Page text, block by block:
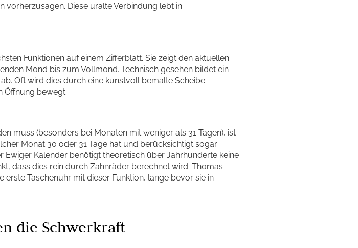
vorherzusagen. Diese uralte Verbindung lebt in
Funktionen auf einem Zifferblatt. Sie zeigt den aktuellen
Mond bis zum Vollmond. Technisch gesehen bildet ein
Oft wird dies durch eine kunstvoll bemalte Scheibe
Öffnung bewegt.
muss (besonders bei Monaten mit weniger als 31 Tagen), ist
Monat 30 oder 31 Tage hat und berücksichtigt sogar
Ewiger Kalender benötigt theoretisch über Jahrhunderte keine
dass dies rein durch Zahnräder berechnet wird. Thomas
Taschenuhr mit dieser Funktion, lange bevor sie in
die Schwerkraft